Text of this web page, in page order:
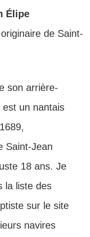
Élipe
de Saint-
son arrière-
est un nantais
Saint-Jean
18 ans. Je
la liste des
sur le site
navires